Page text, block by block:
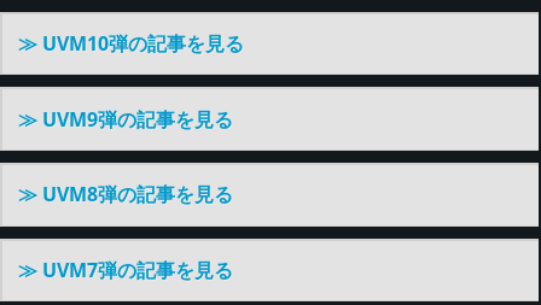
≫ UVM10弾の記事を見る
≫ UVM9弾の記事を見る
≫ UVM8弾の記事を見る
≫ UVM7弾の記事を見る